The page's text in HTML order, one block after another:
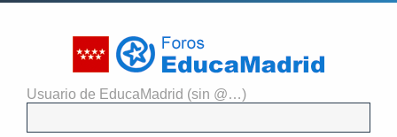
Usuario de EducaMadrid (sin @…)